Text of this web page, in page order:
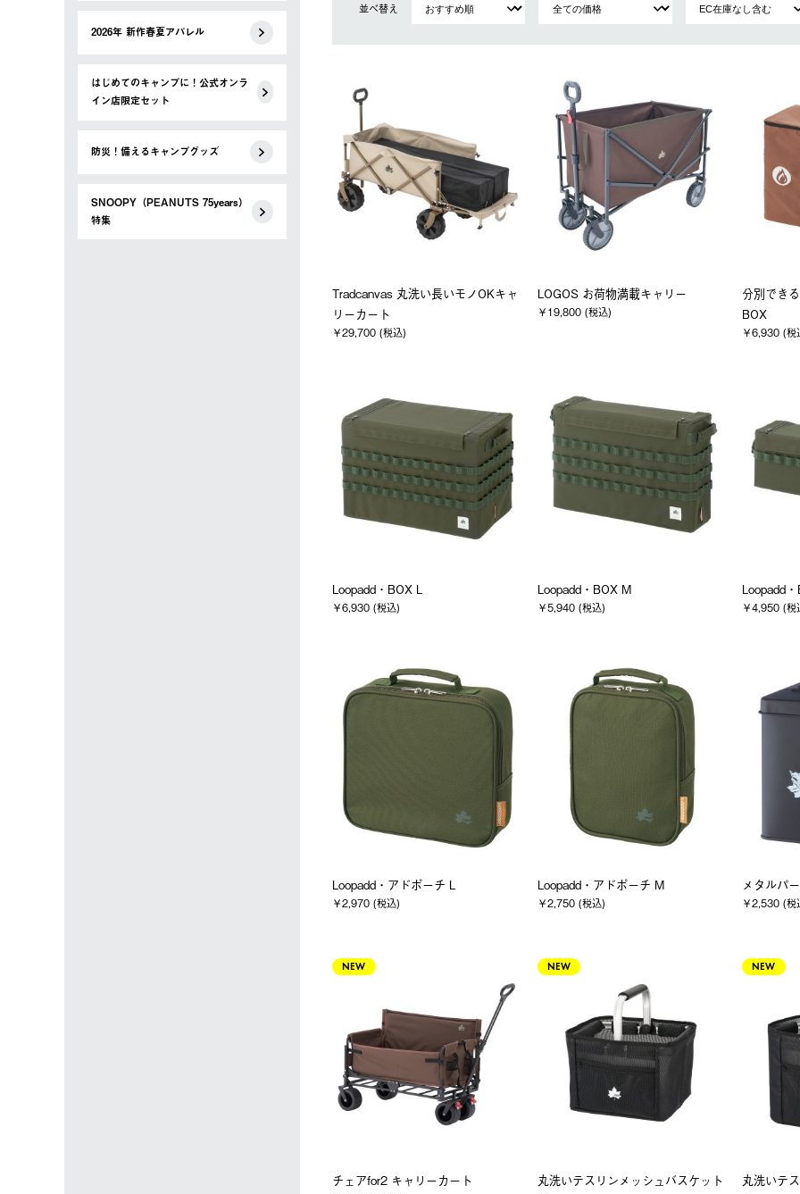
2026年 新作春夏アパレル
はじめてのキャンプに！公式オンラ
イン店限定セット
防災！備えるキャンプグッズ
SNOOPY（PEANUTS 75years）
特集
並べ替え
Tradcanvas 丸洗い長いモノOKキャ
リーカート
￥29,700 (税込)
LOGOS お荷物満載キャリー
￥19,800 (税込)
分別でき
BOX
￥6,930 (税
Loopadd・BOX L
￥6,930 (税込)
Loopadd・BOX M
￥5,940 (税込)
Loopadd
￥4,950 (税
Loopadd・アドポーチ L
￥2,970 (税込)
Loopadd・アドポーチ M
￥2,750 (税込)
メタルパ
￥2,530 (税
NEW
チェアfor2 キャリーカート
NEW
丸洗いテスリンメッシュバスケット
NEW
丸洗いテ